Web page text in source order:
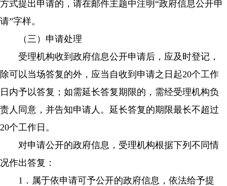
方式提出申请的，请在邮件主题中注明“政府信息公开申
请”字样。
（三）申请处理
受理机构收到政府信息公开申请后，应及时登记，
除可以当场答复的外，应当自收到申请之日起20个工作
日内予以答复；如需延长答复期限的，需经受理机构负
责人同意，并告知申请人。延长答复的期限最长不超过
20个工作日。
对申请公开的政府信息，受理机构根据下列不同情
况作出答复：
1．属于依申请可予公开的政府信息，依法给予提